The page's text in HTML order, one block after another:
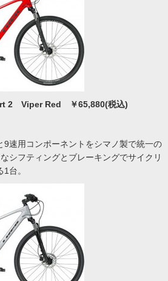
2 Viper Red ￥65,880(税込)
9速用コンポーネントをシマノ製で統一の
シフティングとブレーキングでサイクリ
台。